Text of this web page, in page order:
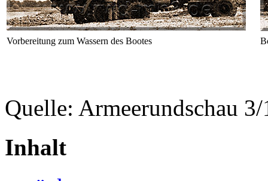
Vorbereitung zum Wassern des Bootes
Quelle: Armeerundschau
Inhalt